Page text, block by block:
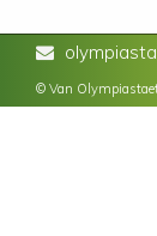
© Van